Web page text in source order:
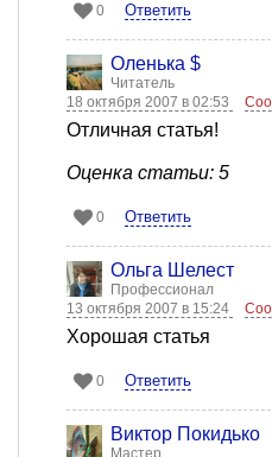
0 Ответить
Оленька $
Читатель
18 октября 2007 в 02:53
Отличная статья!
Оценка статьи: 5
0 Ответить
Ольга Шелест
Профессионал
13 октября 2007 в 15:24
Хорошая статья
0 Ответить
Виктор Покидько